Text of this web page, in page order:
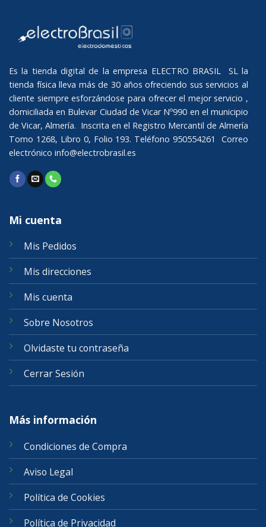
Es la tienda digital de la empresa ELECTRO BRASIL SL la
tienda física lleva más de 30 años ofreciendo sus servicios al
cliente siempre esforzándose para ofrecer el mejor servicio ,
domiciliada en Bulevar Ciudad de Vicar Nº990 en el municipio
de Vicar, Almería. Inscrita en el Registro Mercantil de Almería
Tomo 1268, Libro 0, Folio 193. Teléfono 950554261 Correo
electrónico info@electrobrasil.es
Mi cuenta
Mis Pedidos
Mis direcciones
Mis cuenta
Sobre Nosotros
Olvidaste tu contraseña
Cerrar Sesión
Más información
Condiciones de Compra
Aviso Legal
Política de Cookies
Política de Privacidad